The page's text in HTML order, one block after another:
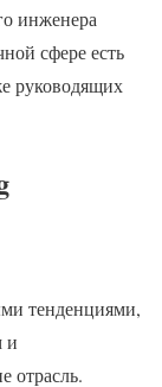
инженера
сфере есть
руководящих
тенденциями,
и
отрасль.